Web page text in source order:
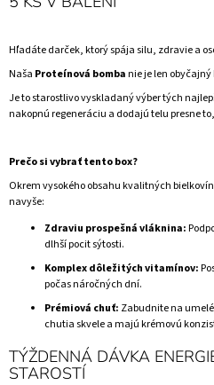
Hľadáte darček, ktorý spája silu, zdravie a
Naša Proteínová bombanie je len
Je to starostlivo vyskladaný výber tých
nakopnú regeneráciu a dodajú telu presne
Prečo si vybrať tento box?
Okrem vysokého obsahu kvalitných
navyše:
Zdraviu prospešná vláknina:
dlhší pocit sýtosti.
Komplex dôležitých vitamínov:
počas náročných dní.
Prémiová chuť: Zabudnite na
chutia skvele a majú krémovú
TÝŽDENNÁ DÁVKA
STAROSTÍ